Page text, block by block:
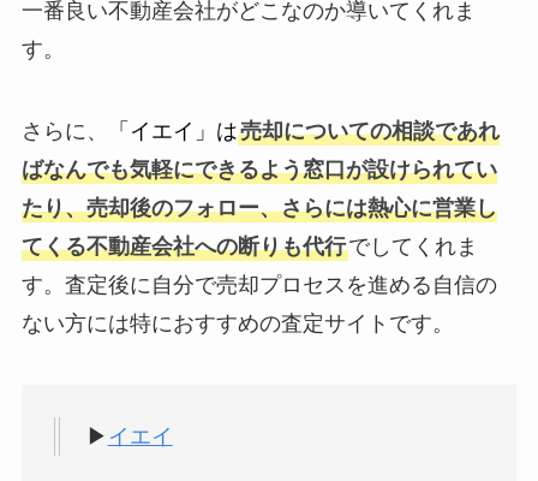
一番良い不動産会社がどこなのか導いてくれま
す。
さらに、 「イエイ」は売却についての相談であれ
ばなんでも気軽にできるよう窓口が設けられてい
たり、売却後のフォロー、さらには熱心に営業し
てくる不動産会社への断りも代行でしてくれま
す。査定後に自分で売却プロセスを進める自信の
ない方には特におすすめの査定サイトです。
▶ イエイ